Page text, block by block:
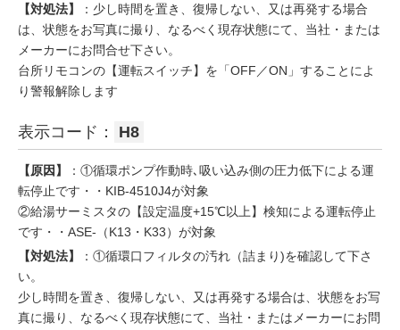
【対処法】
：少し時間を置き、復帰しない、又は再発する場合
は、状態をお写真に撮り、なるべく現存状態にて、当社・または
メーカーにお問合せ下さい。
台所リモコンの【運転スイッチ】を「OFF／ON」することによ
り警報解除します
表示コード： H8
【原因】
：①循環ポンプ作動時､吸い込み側の圧力低下による運
転停止です・・KIB-4510J4が対象
②給湯サーミスタの【設定温度+15℃以上】検知による運転停止
です・・ASE-（K13・K33）が対象
【対処法】
：①循環口フィルタの汚れ（詰まり)を確認して下さ
い。
少し時間を置き、復帰しない、又は再発する場合は、状態をお写
真に撮り、なるべく現存状態にて、当社・またはメーカーにお問